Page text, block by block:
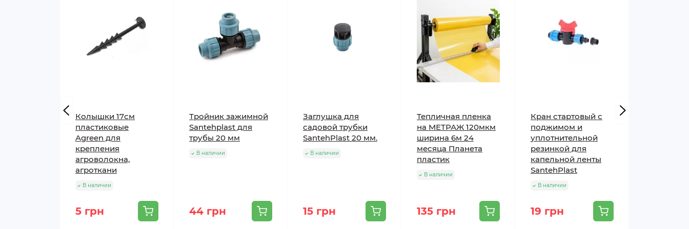
Параметр Значение
Плотность 50 г/м²
Цвет
УФ-стабилизация 4%
Колышки 17см
пластиковые
Agreen для
крепления
агроволокна,
агроткани
В наличии
5 грн
Тройник зажимной
Santehplast для
трубы 20 мм
В наличии
44 грн
Заглушка для
садовой трубки
SantehPlast 20 мм.
В наличии
15 грн
Тепличная пленка
на МЕТРАЖ 120мкм
ширина 6м 24
месяца Планета
пластик
В наличии
135 грн
Кран стартовый с
поджимом и
уплотнительной
резинкой для
капельной ленты
SantehPlast
В наличии
19 грн